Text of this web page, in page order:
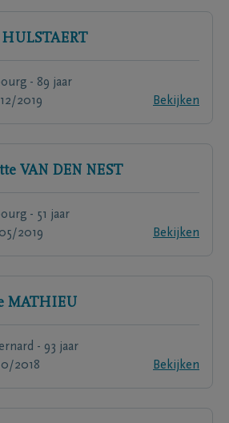
HULSTAERT
- 89 jaar
2019
Bekijken
VAN DEN NEST
- 51 jaar
2019
Bekijken
MATHIEU
- 93 jaar
2018
Bekijken